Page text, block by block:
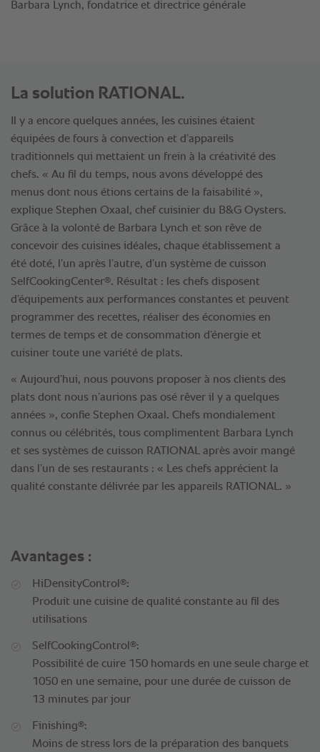
La solution RATIONAL.
Il y a encore quelques années, les cuisines étaient
équipées de fours à convection et d’appareils
traditionnels qui mettaient un frein à la créativité des
chefs. « Au fil du temps, nous avons développé des
menus dont nous étions certains de la faisabilité »,
explique Stephen Oxaal, chef cuisinier du B&G Oysters.
Grâce à la volonté de Barbara Lynch et son rêve de
concevoir des cuisines idéales, chaque établissement a
été doté, l’un après l’autre, d’un système de cuisson
SelfCookingCenter®. Résultat : les chefs disposent
d’équipements aux performances constantes et peuvent
programmer des recettes, réaliser des économies en
termes de temps et de consommation d’énergie et
cuisiner toute une variété de plats.
« Aujourd’hui, nous pouvons proposer à nos clients des
plats dont nous n’aurions pas osé rêver il y a quelques
années », confie Stephen Oxaal. Chefs mondialement
connus ou célébrités, tous complimentent Barbara Lynch
et ses systèmes de cuisson RATIONAL après avoir mangé
dans l’un de ses restaurants : « Les chefs apprécient la
qualité constante délivrée par les appareils RATIONAL. »
Avantages :
HiDensityControl ®:
Produit une cuisine de qualité constante au fil des
utilisations
SelfCookingControl ®:
Possibilité de cuire 150 homards en une seule charge et
1050 en une semaine, pour une durée de cuisson de
13 minutes par jour
Finishing®:
Moins de stress lors de la préparation des banquets